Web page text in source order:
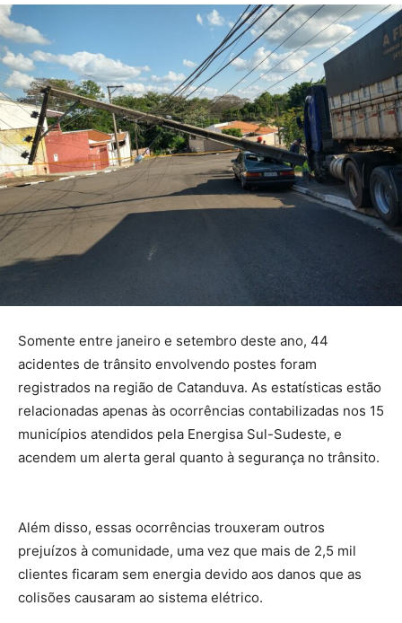
Somente entre janeiro e setembro deste ano, 44
acidentes de trânsito envolvendo postes foram
registrados na região de Catanduva. As estatísticas estão
relacionadas apenas às ocorrências contabilizadas nos 15
municípios atendidos pela Energisa Sul-Sudeste, e
acendem um alerta geral quanto à segurança no trânsito.
Além disso, essas ocorrências trouxeram outros
prejuízos à comunidade, uma vez que mais de 2,5 mil
clientes ficaram sem energia devido aos danos que as
colisões causaram ao sistema elétrico.